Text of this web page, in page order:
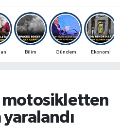
Bilim Gündem Ekonomi
motosikletten